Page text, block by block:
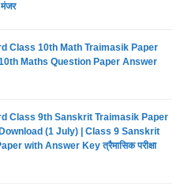
Class 10th Math Traimasik Paper
Maths Question Paper Answer
Class 9th Sanskrit Traimasik Paper
(1 July) | Class 9 Sanskrit
with Answer Key त्रैमासिक परीक्षा